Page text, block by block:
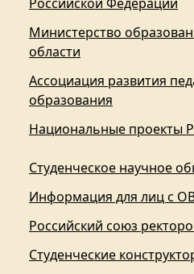
Министерство
области
Ассоциация развития
образования
Национальные проекты
Студенческое научное
Информация для лиц с
Российский союз
Студенческие